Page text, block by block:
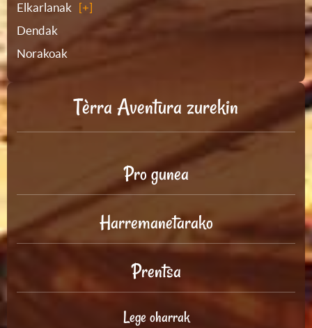
Elkarlanak
Dendak
Norakoak
Tèrra Aventura zurekin
Pro gunea
Harremanetarako
Prentsa
Lege oharrak